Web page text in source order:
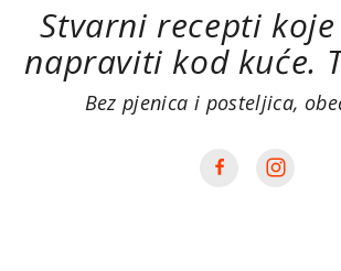
Stvarni recepti
napraviti kod kuće.
Bez pjenica i posteljica,